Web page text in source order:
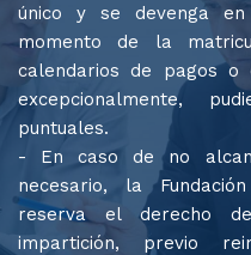
único y se devenga
momento de la
calendarios de pagos o
excepcionalmente,
puntuales.
- En caso de no
necesario, la
reserva el derecho
impartición, previo